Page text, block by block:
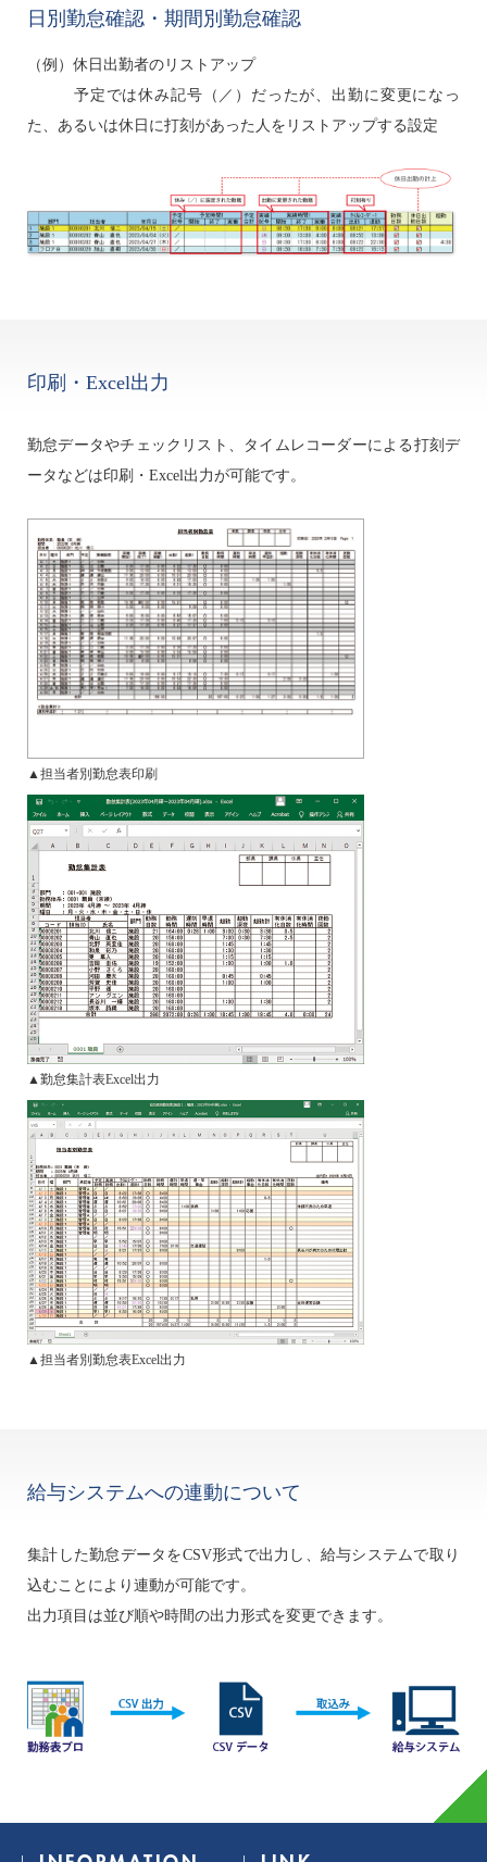
日別勤怠確認・期間別勤怠確認
（例）休日出勤者のリストアップ
予定では休み記号（／）だったが、出勤に変更になっ
た、あるいは休日に打刻があった人をリストアップする設定
印刷・Excel出力
勤怠データやチェックリスト、タイムレコーダーによる打刻デ
ータなどは印刷・Excel出力が可能です。
▲担当者別勤怠表印刷
▲勤怠集計表Excel出力
▲担当者別勤怠表Excel出力
給与システムへの連動について
集計した勤怠データをCSV形式で出力し、給与システムで取り
込むことにより連動が可能です。
出力項目は並び順や時間の出力形式を変更できます。